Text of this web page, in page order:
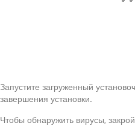
Запустите загруженный
завершения установки.
Чтобы обнаружить вирусы,